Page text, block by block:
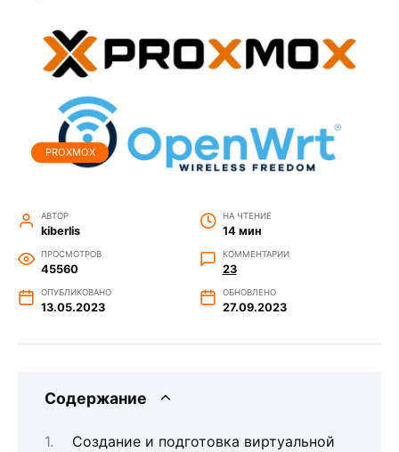
PROXMOX
АВТОР
kiberlis
НА ЧТЕНИЕ
14 мин
ПРОСМОТРОВ
45560
КОММЕНТАРИИ
23
ОПУБЛИКОВАНО
13.05.2023
ОБНОВЛЕНО
27.09.2023
Содержание
Создание и подготовка виртуальной